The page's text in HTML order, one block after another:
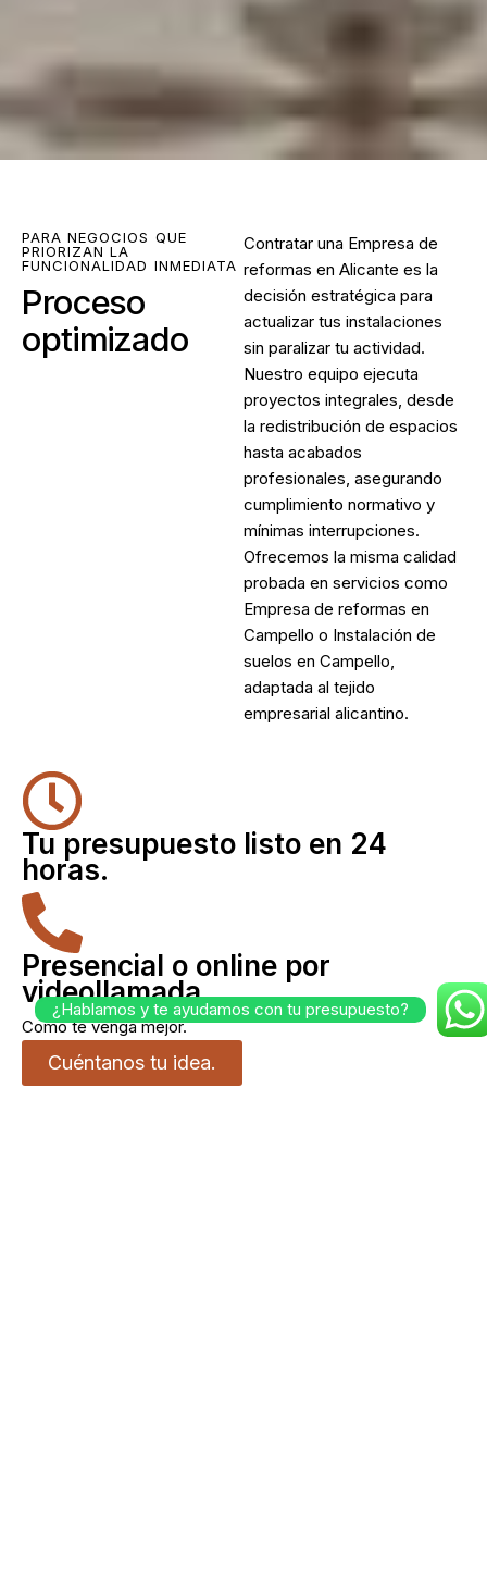
PARA NEGOCIOS QUE
PRIORIZAN LA
FUNCIONALIDAD INMEDIATA
Proceso
optimizado
Contratar una Empresa de
reformas en Alicante es la
decisión estratégica para
actualizar tus instalaciones
sin paralizar tu actividad.
Nuestro equipo ejecuta
proyectos integrales, desde
la redistribución de espacios
hasta acabados
profesionales, asegurando
cumplimiento normativo y
mínimas interrupciones.
Ofrecemos la misma calidad
probada en servicios como
Empresa de reformas en
Campello o Instalación de
suelos en Campello,
adaptada al tejido
empresarial alicantino.
Tu presupuesto listo en 24
horas.
Presencial o online por
videollamada
Como te venga mejor.
Cuéntanos tu idea.
¿Hablamos y te ayudamos con tu presupuesto?